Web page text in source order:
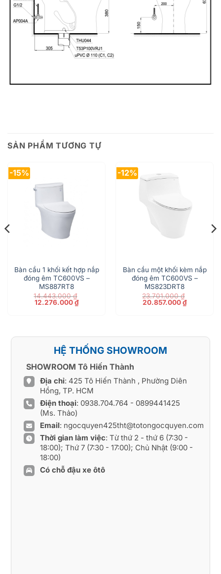
SẢN PHẨM TƯƠNG TỰ
-15%
Bàn cầu 1 khối kết hợp nắp
đóng êm TC600VS –
MS887RT8
14.443.000₫
Giá
12.276.000₫Giá
hiện
-12%
Bàn cầu một khối kèm nắp
đóng êm TC600VS –
MS823DRT8
23.701.000₫
Giá
20.857.000₫Giá
hiện
HỆ THỐNG SHOWROOM
SHOWROOM Tô Hiến Thành
Địa chỉ: 425 Tô Hiến Thành , Phường Diên
Hồng, TP. HCM
Điện thoại: 0938.704.764 - 0899441425
(Ms. Thảo)
Email: ngocquyen425tht@totongocquyen.com
Thời gian làm việc: Từ thứ 2 - thứ 6 (7:30 -
18:00); Thứ 7 (7:30 - 17:00); Chủ Nhật (9:00 -
18:00)
Có chỗ đậu xe ôtô